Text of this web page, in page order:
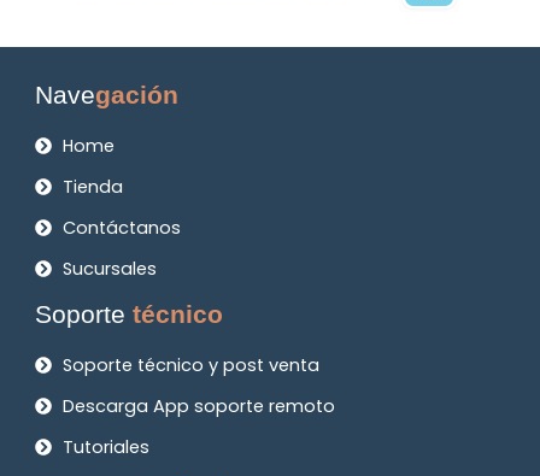
Navegación
Home
Tienda
Contáctanos
Sucursales
Soportetécnico
Soporte técnico y post venta
Descarga App soporte remoto
Tutoriales